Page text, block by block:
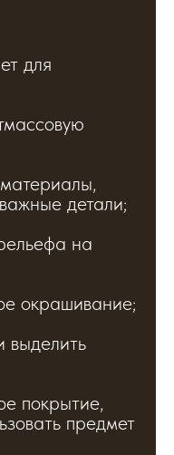
для
детали;
на
окрашивание;
выделить
покрытие,
предмет